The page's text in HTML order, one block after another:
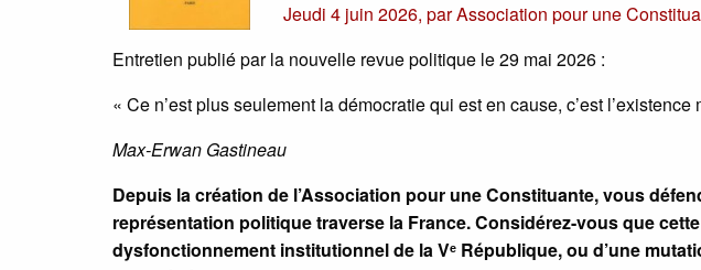
Jeudi 4 juin 2026,parAssociation pour une
Entretien publié par la nouvelle revue politique le 29 mai 2026 :
« Ce n’est plus seulement la démocratie qui est en cause, c’est
Max-Erwan Gastineau
Depuis la création de l’Association pour une Constituante, vous
représentation politique traverse la France. Considérez-vous que
dysfonctionnement institutionnel de la Vᵉ République, ou d’une